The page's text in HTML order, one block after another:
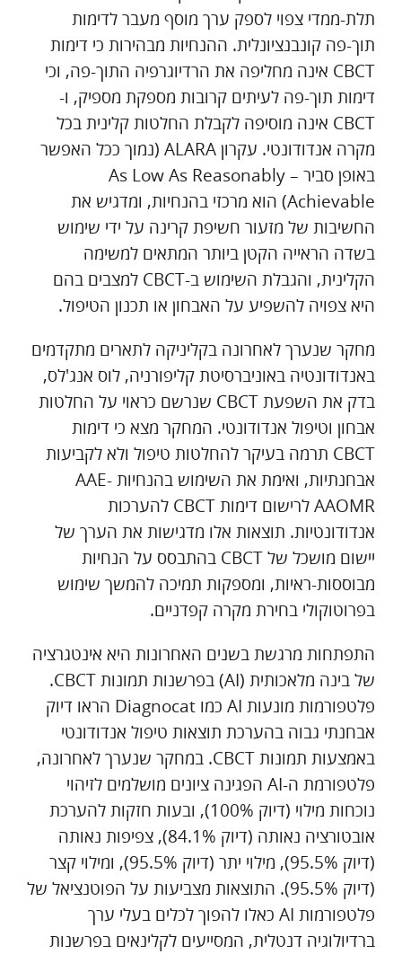
תלת-ממדי צפוי לספק ערך מוסף מעבר לדימות
תוך-פה קונבנציונלית. ההנחיות מבהירות כי דימות
CBCT אינה מחליפה את הרדיוגרפיה התוך-פה, וכי
דימות תוך-פה לעיתים קרובות מספקת מספיק, ו-
CBCT אינה מוסיפה לקבלת החלטות קלינית בכל
מקרה אנדודונטי. עקרון ALARA (נמוך ככל האפשר
באופן סביר – As Low As Reasonably
Achievable) הוא מרכזי בהנחיות, ומדגיש את
החשיבות של מזעור חשיפת קרינה על ידי שימוש
בשדה הראייה הקטן ביותר המתאים למשימה
הקלינית, והגבלת השימוש ב-CBCT למצבים בהם
היא צפויה להשפיע על האבחון או תכנון הטיפול.
מחקר שנערך לאחרונה בקליניקה לתארים מתקדמים
באנדודונטיה באוניברסיטת קליפורניה, לוס אנג'לס,
בדק את השפעת CBCT שנרשם כראוי על החלטות
אבחון וטיפול אנדודונטי. המחקר מצא כי דימות
CBCT תרמה בעיקר להחלטות טיפול ולא לקביעות
אבחנתיות, ואימת את השימוש בהנחיות AAE-
AAOMR לרישום דימות CBCT להערכות
אנדודונטיות. תוצאות אלו מדגישות את הערך של
יישום מושכל של CBCT בהתבסס על הנחיות
מבוססות-ראיות, ומספקות תמיכה להמשך שימוש
בפרוטוקולי בחירת מקרה קפדניים.
התפתחות מרגשת בשנים האחרונות היא אינטגרציה
של בינה מלאכותית (AI) בפרשנות תמונות CBCT.
פלטפורמות מונעות AI כמו Diagnocat הראו דיוק
אבחנתי גבוה בהערכת תוצאות טיפול אנדודונטי
באמצעות תמונות CBCT. במחקר שנערך לאחרונה,
פלטפורמת ה-AI הפגינה ציונים מושלמים לזיהוי
נוכחות מילוי (דיוק 100%), ובעות חזקות להערכת
אובטורציה נאותה (דיוק 84.1%), צפיפות נאותה
(דיוק 95.5%), מילוי יתר (דיוק 95.5%), ומילוי קצר
(דיוק 95.5%). התוצאות מצביעות על הפוטנציאל של
פלטפורמות AI כאלו להפוך לכלים בעלי ערך
ברדיולוגיה דנטלית, המסייעים לקלינאים בפרשנות